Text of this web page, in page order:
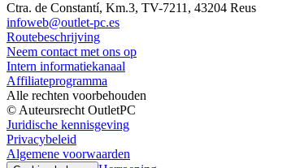
Ctra. de Constantí, Km.3, TV-7211, 43204 Reus
infoweb@outlet-pc.es
Routebeschrijving
Neem contact met ons op
Intern informatiekanaal
Affiliateprogramma
Alle rechten voorbehouden
© Auteursrecht OutletPC
Juridische kennisgeving
Privacybeleid
Algemene voorwaarden